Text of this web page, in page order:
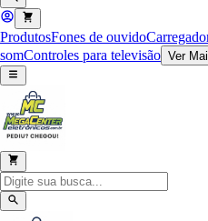
ProdutosFones de ouvido
somControles para televisão Ver